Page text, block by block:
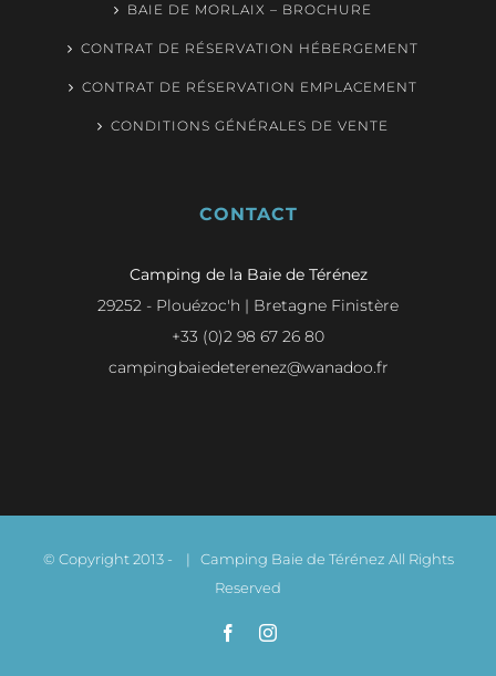
BAIE DE MORLAIX – BROCHURE
CONTRAT DE RÉSERVATION HÉBERGEMENT
CONTRAT DE RÉSERVATION EMPLACEMENT
CONDITIONS GÉNÉRALES DE VENTE
CONTACT
Camping de la Baie de Térénez
29252 - Plouézoc'h | Bretagne Finistère
+33 (0)2 98 67 26 80
campingbaiedeterenez@wanadoo.fr
© Copyright 2013 -
| Camping Baie de Térénez All Rights
Reserved
FacebookInstagram